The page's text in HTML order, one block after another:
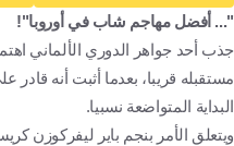
دوري أبطال أوروبا
آرسنال ضد
الدوري الإنجليزي الممتاز
ريال
ريال مدريد
بايرن ميونخ
جيرونا
الدوري الإسباني
"... أفضل مهاجم شاب في أوروبا"!
جذب أحد جواهر الدوري الألماني
مستقبله قريبا، بعدما أثبت أنه قادر
البداية المتواضعة نسبيا.